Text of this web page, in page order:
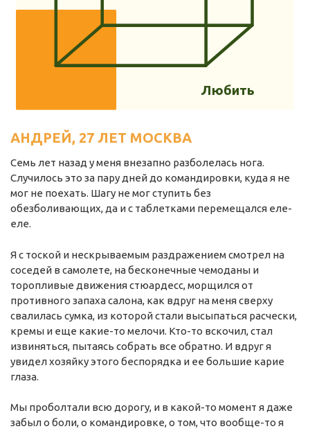
Республика Башкортостан
Республика Бурятия
Республика Карелия
Ростовская область
г. Санкт-Петербург
Самарская область СОРС
Самарская область СГОРС
Свердловская область
Смоленская область
Ставропольский край
Сахалинская область
Томская область
Ульяновская область
Любить
АНДРЕЙ, 27 ЛЕТ МОСКВА
Семь лет назад у меня внезапно разболелась нога.
Cлучилось это за пару дней до командировки, куда я не
мог не поехать. Шагу не мог ступить без
обезболивающих, да и с таблетками перемещался еле-
еле.
Я с тоской и нескрываемым раздражением смотрел на
соседей в самолете, на бесконечные чемоданы и
торопливые движения стюардесс, морщился от
противного запаха салона, как вдруг на меня сверху
свалилась сумка, из которой стали высыпаться расчески,
кремы и еще какие-то мелочи. Кто-то вскочил, стал
извиняться, пытаясь собрать все обратно. И вдруг я
увидел хозяйку этого беспорядка и ее большие карие
глаза.
Мы проболтали всю дорогу, и в какой-то момент я даже
забыл о боли, о командировке, о том, что вообще-то я